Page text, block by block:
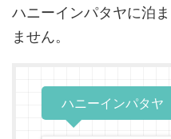
ハニーインパタヤに泊
ません。
ハニーインパタヤ